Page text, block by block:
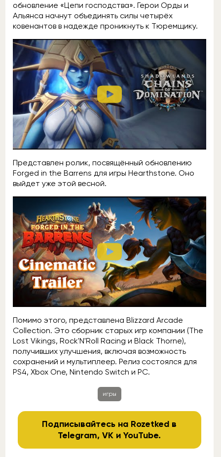
обновление «Цепи господства». Герои Орды и
Альянса начнут объединять силы четырёх
ковенантов в надежде проникнуть к Тюремщику.
Представлен ролик, посвящённый обновлению
Forged in the Barrens для игры Hearthstone. Оно
выйдет уже этой весной.
Помимо этого, представлена Blizzard Arcade
Collection. Это сборник старых игр компании (The
Lost Vikings, Rock'N'Roll Racing и Black Thorne),
получивших улучшения, включая возможность
сохранений и мультиплеер. Релиз состоялся для
PS4, Xbox One, Nintendo Switch и PC.
игры
Подписывайтесь на Rozetked в
Telegram,VK иYouTube.